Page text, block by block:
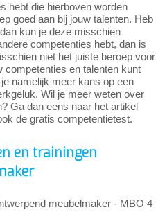
hebt die hierboven worden
goed aan bij jouw talenten. Heb
kun je deze misschien
competenties hebt, dan is
niet het juiste beroep voor
competenties en talenten kunt
namelijk meer kans op een
Wil je meer weten over
Ga dan eens naar het artikel
de gratis competentietest.
en trainingen
meubelmaker - MBO 4